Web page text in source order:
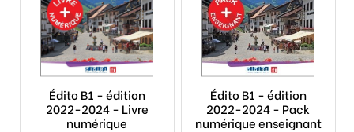
Édito B1 - édition
2022-2024 - Livre
numérique
Édito B1 - édition
2022-2024 - Pack
numérique enseignant